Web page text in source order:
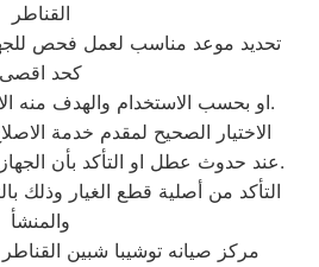
القناطر
كحد اقصى
او بحسب الاستخدام والهدف منه الاقلال من حدوث الاعطال.
عند حدوث عطل او التأكد بأن الجهاز لا يعمل بالشكل المطلوب.
والمنشأ
مركز صيانه توشيبا شبين القناطر